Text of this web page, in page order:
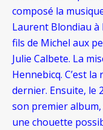
composé la
Laurent Blondiau
fils de Michel aux
Julie Calbete. La
Hennebicq. C’est la
dernier. Ensuite, le
son premier
une chouette